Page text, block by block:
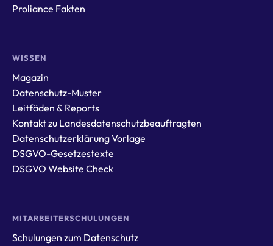
Proliance Fakten
WISSEN
Magazin
Datenschutz-Muster
Leitfäden & Reports
Kontakt zu Landesdatenschutzbeauftragten
Datenschutzerklärung Vorlage
DSGVO-Gesetzestexte
DSGVO Website Check
MITARBEITERSCHULUNGEN
Schulungen zum Datenschutz